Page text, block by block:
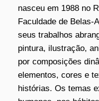
nasceu em 1988 no
Faculdade de Belas-
seus trabalhos
pintura, ilustração,
por composições
elementos, cores e
histórias. Os temas